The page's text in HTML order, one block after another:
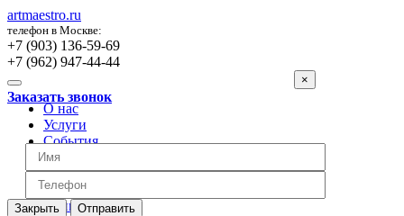
artmaestro.ru
телефон в Москве:
+7 (903) 136-59-69
+7 (962) 947-44-44
Заказать звонок
×
Закрыть Отправить
О нас
Услуги
События
Вопросы
Отзывы
Обратная связь
Цены